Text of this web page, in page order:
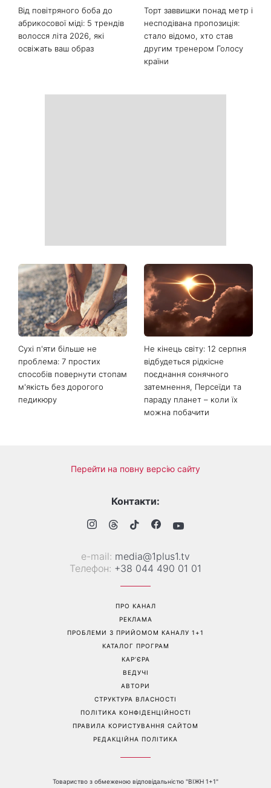
Останні новини
Від повітряного боба до
абрикосової міді: 5 трендів
волосся літа 2026, які
освіжать ваш образ
Торт заввишки понад метр і
несподівана пропозиція:
стало відомо, хто став
другим тренером Голосу
країни
способів повернути стопам
м'якість без дорогого
поєднання сонячного
затемнення, Персеїди та
параду планет – коли їх
можна побачити